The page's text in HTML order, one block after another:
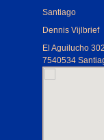
Santiago
Dennis Vijlbrief
El Aguilucho
7540534